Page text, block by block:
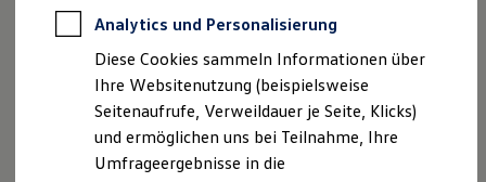
Professional Class bei Volkswagen
Behörden
Direktkunden
Sonderfahrzeuge
Anpfiff zum Gewinn
Elektromobilität
Elektroautos
Autohaus am Steinheimer Tor GmbH
Am Steinheimer Tor 4
63450 Hanau
Telefon: 06181-42828-0
Fax: 06181-42828-29
E-Mail:info@vw-hanau.de
Analytics und Personalisierung
Diese Cookies sammeln Informationen über
Ihre Websitenutzung (beispielsweise
Seitenaufrufe, Verweildauer je Seite, Klicks)
und ermöglichen uns bei Teilnahme, Ihre
Umfrageergebnisse in die